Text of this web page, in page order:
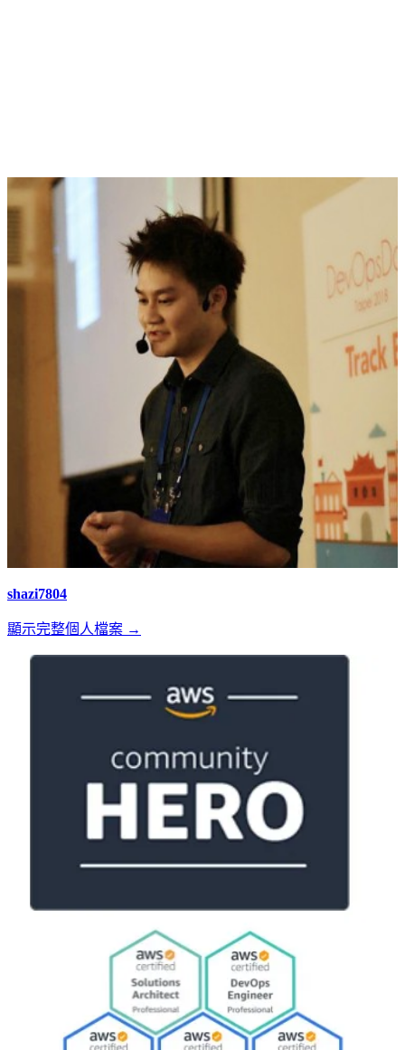
shazi7804
顯示完整個人檔案 →